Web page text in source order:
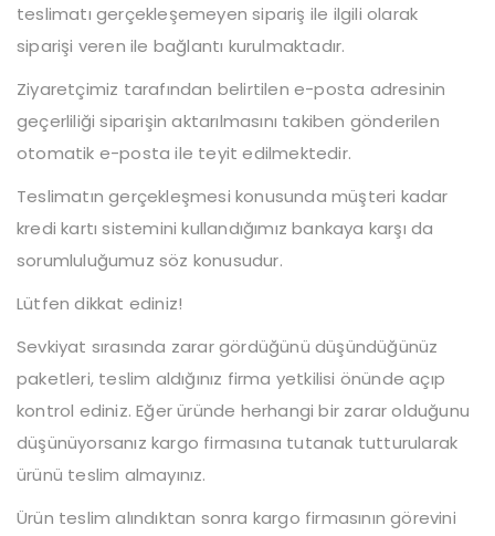
teslimatı gerçekleşemeyen sipariş ile ilgili olarak
siparişi veren ile bağlantı kurulmaktadır.
Ziyaretçimiz tarafından belirtilen e-posta adresinin
geçerliliği siparişin aktarılmasını takiben gönderilen
otomatik e-posta ile teyit edilmektedir.
Teslimatın gerçekleşmesi konusunda müşteri kadar
kredi kartı sistemini kullandığımız bankaya karşı da
sorumluluğumuz söz konusudur.
Lütfen dikkat ediniz!
Sevkiyat sırasında zarar gördüğünü düşündüğünüz
paketleri, teslim aldığınız firma yetkilisi önünde açıp
kontrol ediniz. Eğer üründe herhangi bir zarar olduğunu
düşünüyorsanız kargo firmasına tutanak tutturularak
ürünü teslim almayınız.
Ürün teslim alındıktan sonra kargo firmasının görevini